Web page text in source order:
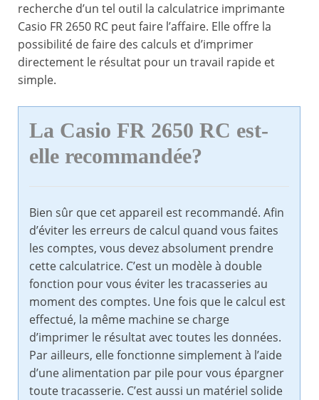
recherche d’un tel outil la calculatrice imprimante
Casio FR 2650 RC peut faire l’affaire. Elle offre la
possibilité de faire des calculs et d’imprimer
directement le résultat pour un travail rapide et
simple.
La Casio FR 2650 RC est-
elle recommandée?
Bien sûr que cet appareil est recommandé. Afin
d’éviter les erreurs de calcul quand vous faites
les comptes, vous devez absolument prendre
cette calculatrice. C’est un modèle à double
fonction pour vous éviter les tracasseries au
moment des comptes. Une fois que le calcul est
effectué, la même machine se charge
d’imprimer le résultat avec toutes les données.
Par ailleurs, elle fonctionne simplement à l’aide
d’une alimentation par pile pour vous épargner
toute tracasserie. C’est aussi un matériel solide